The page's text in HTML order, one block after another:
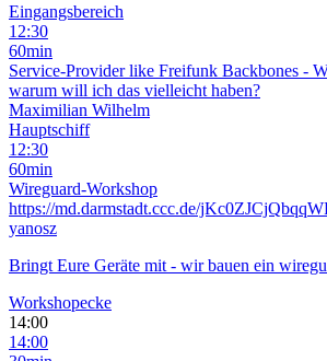
Eingangsbereich
12:30
60min
Service-Provider like Freifunk Backbones -
warum will ich das vielleicht haben?
Maximilian Wilhelm
Hauptschiff
12:30
60min
Wireguard-Workshop
https://md.darmstadt.ccc.de/
yanosz
Bringt Eure Geräte mit - wir bauen ein
Workshopecke
14:00
14:00